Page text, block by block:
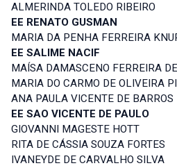
ALMERINDA TOLEDO RIBEIRO
EE RENATO GUSMAN
MARIA DA PENHA FERREIRA
EE SALIME NACIF
MAÍSA DAMASCENO FERREIRA
MARIA DO CARMO DE OLIVEIRA
ANA PAULA VICENTE DE BARROS
EE SAO VICENTE DE PAULO
GIOVANNI MAGESTE HOTT
RITA DE CÁSSIA SOUZA FORTES
IVANEYDE DE CARVALHO SILVA